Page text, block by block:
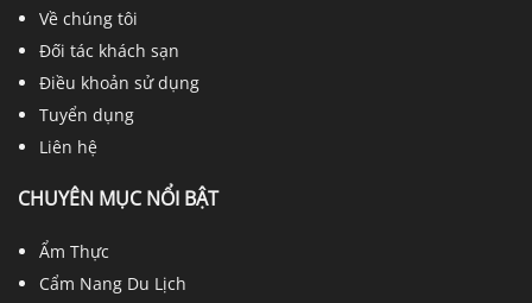
Về chúng tôi
Đối tác khách sạn
Điều khoản sử dụng
Tuyển dụng
Liên hệ
CHUYÊN MỤC NỔI BẬT
Ẩm Thực
Cẩm Nang Du Lịch